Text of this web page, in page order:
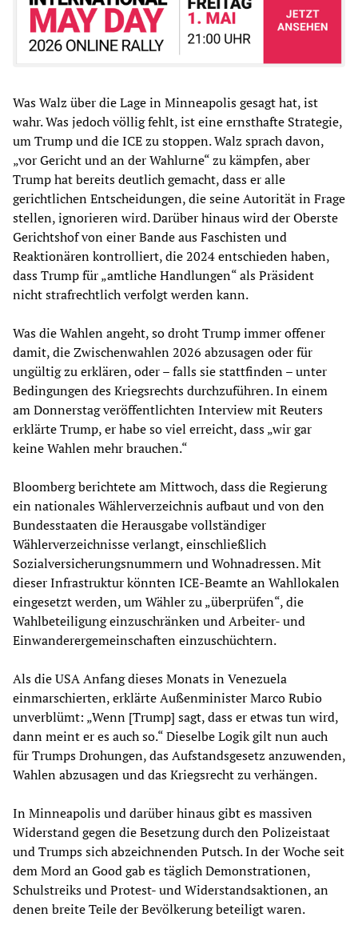
Was Walz über die Lage in Minneapolis gesagt hat, ist
wahr. Was jedoch völlig fehlt, ist eine ernsthafte Strategie,
um Trump und die ICE zu stoppen. Walz sprach davon,
„vor Gericht und an der Wahlurne“ zu kämpfen, aber
Trump hat bereits deutlich gemacht, dass er alle
gerichtlichen Entscheidungen, die seine Autorität in Frage
stellen, ignorieren wird. Darüber hinaus wird der Oberste
Gerichtshof von einer Bande aus Faschisten und
Reaktionären kontrolliert, die 2024 entschieden haben,
dass Trump für „amtliche Handlungen“ als Präsident
nicht strafrechtlich verfolgt werden kann.
Was die Wahlen angeht, so droht Trump immer offener
damit, die Zwischenwahlen 2026 abzusagen oder für
ungültig zu erklären, oder – falls sie stattfinden – unter
Bedingungen des Kriegsrechts durchzuführen. In einem
am Donnerstag veröffentlichten Interview mit Reuters
erklärte Trump, er habe so viel erreicht, dass „wir gar
keine Wahlen mehr brauchen.“
Bloomberg berichtete am Mittwoch, dass die Regierung
ein nationales Wählerverzeichnis aufbaut und von den
Bundesstaaten die Herausgabe vollständiger
Wählerverzeichnisse verlangt, einschließlich
Sozialversicherungsnummern und Wohnadressen. Mit
dieser Infrastruktur könnten ICE-Beamte an Wahllokalen
eingesetzt werden, um Wähler zu „überprüfen“, die
Wahlbeteiligung einzuschränken und Arbeiter- und
Einwanderergemeinschaften einzuschüchtern.
Als die USA Anfang dieses Monats in Venezuela
einmarschierten, erklärte Außenminister Marco Rubio
unverblümt: „Wenn [Trump] sagt, dass er etwas tun wird,
dann meint er es auch so.“ Dieselbe Logik gilt nun auch
für Trumps Drohungen, das Aufstandsgesetz anzuwenden,
Wahlen abzusagen und das Kriegsrecht zu verhängen.
In Minneapolis und darüber hinaus gibt es massiven
Widerstand gegen die Besetzung durch den Polizeistaat
und Trumps sich abzeichnenden Putsch. In der Woche seit
dem Mord an Good gab es täglich Demonstrationen,
Schulstreiks und Protest- und Widerstandsaktionen, an
denen breite Teile der Bevölkerung beteiligt waren.